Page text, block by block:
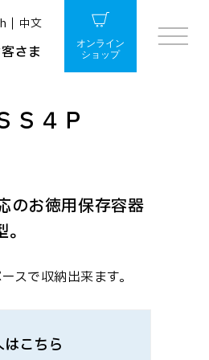
中文
さま
オンライン
ショップ
Ｓ４Ｐ
のお徳用保存容器
スで収納出来ます。
こちら